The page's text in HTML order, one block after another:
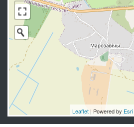
Leaflet | Powered by Esri